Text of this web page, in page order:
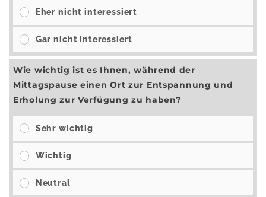
Eher nicht interessiert
Gar nicht interessiert
Wie wichtig ist es Ihnen, während der
Mittagspause einen Ort zur Entspannung und
Erholung zur Verfügung zu haben?
Sehr wichtig
Wichtig
Neutral